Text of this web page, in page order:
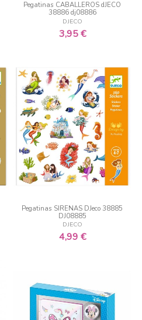
Pegatinas CABALLEROS dJECO
38886 dj08886
DJECO
3,95 €
Pegatinas SIRENAS DJeco 38885
DJ08885
DJECO
4,99 €